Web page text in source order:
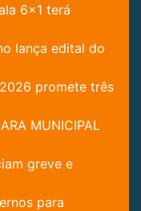
6×1 terá
lança edital do
promete três
MUNICIPAL
greve e
para